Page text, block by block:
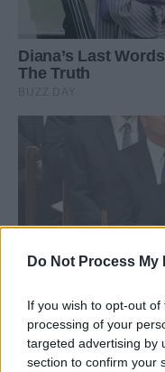
Do Not Process
If you wish to opt-out
processing of your
targeted advertising by
section to confirm your